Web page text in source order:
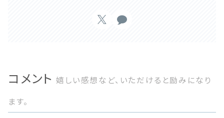
コメント 嬉しい感想など、いただけると励みになり
ます。